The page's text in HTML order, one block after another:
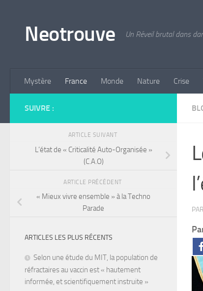
Neotrouve Un Réveil brutal dans
Mystère France Monde Nature Crise
PAR
SUIVRE :
ARTICLE SUIVANT
L’état de « Criticalité Auto-Organisée »
(C.A.O)
ARTICLE PRÉCÉDENT
« Mieux vivre ensemble » à la Techno
Parade
ARTICLES LES PLUS RÉCENTS
Selon une étude du MIT, la population de
réfractaires au vaccin est « hautement
informée, et scientifiquement instruite »